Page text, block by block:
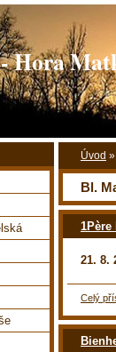
Hora
Úvod »
Bl.
21. 8.
Celý